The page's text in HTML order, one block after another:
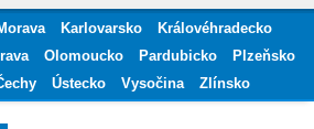
Karlovarsko
Královéhradecko
Olomoucko Pardubicko
Plzeňsko
Ústecko Vysočina Zlínsko